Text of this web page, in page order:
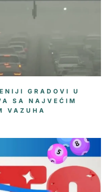
GRADOVI U
SA NAJVEĆIM
VAZUHA